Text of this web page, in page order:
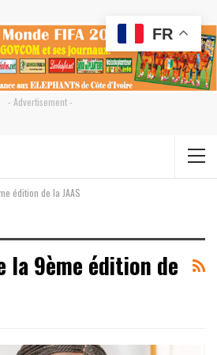
- Advertisement -
édition de la JAAS
la 9ème édition de
FR